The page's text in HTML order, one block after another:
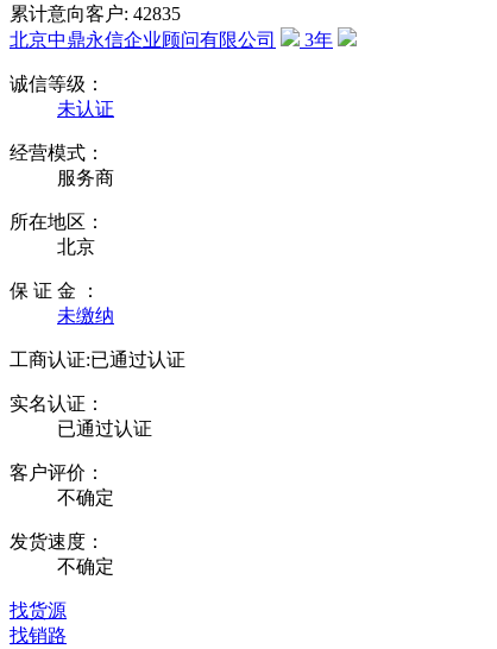
累计意向客户: 42835
北京中鼎永信企业顾问有限公司
3年
诚信等级：
未认证
经营模式：
服务商
所在地区：
北京
保 证 金 ：
未缴纳
工商认证:已通过认证
实名认证：
已通过认证
客户评价：
不确定
发货速度：
不确定
找货源
找销路